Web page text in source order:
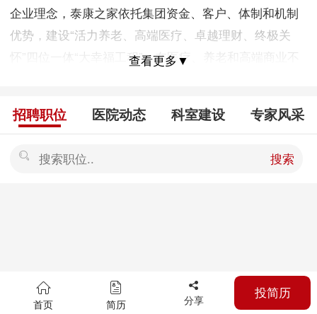
企业理念，泰康之家依托集团资金、客户、体制和机制
优势，建设“活力养老、高端医疗、卓越理财、终极关
怀”四位一体“大幸福工程”，在医疗、养老和高端商业不
高端商业不动产为特色的垂直一体化公司和具备较强的
业管理能力的全产业链专业公司。 泰康之家在全国投资
余养老社区也将陆续开业运营。同时，泰康之家稳步推
进以“医教研”一体化的区域顶级医学中心、连锁康复及
查看更多▼
招聘职位 医院动态 科室建设 专家风采
搜索
首页 简历 分享 投简历